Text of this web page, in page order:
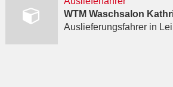
WTM Waschsalon
Auslieferungsfahrerin